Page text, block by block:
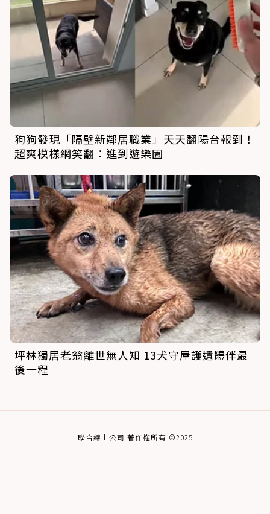
狗狗發現「隔壁新鄰居職業」天天翻陽台報到！
超爽模樣網笑翻：進到遊樂園
坪林獨居老翁離世無人知 13犬守屋護遺體伴最
後一程
聯合線上公司 著作權所有 ©2025